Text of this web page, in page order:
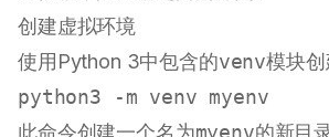
创建虚拟环境
使用Python 3中包含的venv模块创
此命令创建一个名为myenv的新目